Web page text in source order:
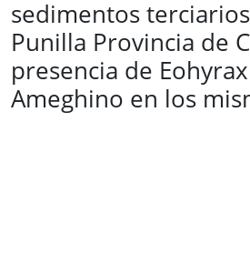
sedimentos
Punilla Provincia de
presencia de
Ameghino en los